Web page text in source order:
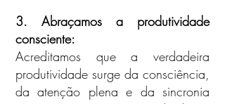
3. Abraçamos a produtividade
consciente:
Acreditamos que a verdadeira
produtividade surge da consciência,
da atenção plena e da sincronia